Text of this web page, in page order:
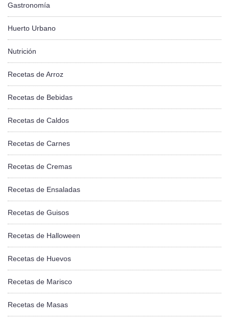
Gastronomía
Huerto Urbano
Nutrición
Recetas de Arroz
Recetas de Bebidas
Recetas de Caldos
Recetas de Carnes
Recetas de Cremas
Recetas de Ensaladas
Recetas de Guisos
Recetas de Halloween
Recetas de Huevos
Recetas de Marisco
Recetas de Masas